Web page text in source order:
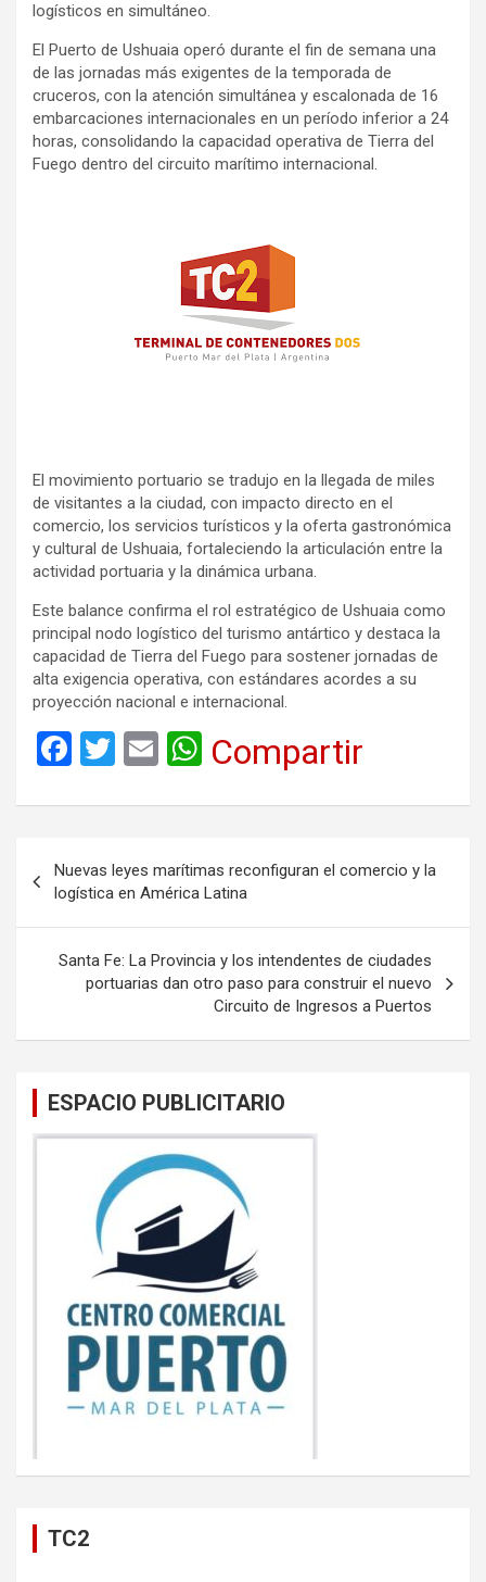
logísticos en simultáneo.
El Puerto de Ushuaia operó durante el fin de semana una
de las jornadas más exigentes de la temporada de
cruceros, con la atención simultánea y escalonada de 16
embarcaciones internacionales en un período inferior a 24
horas, consolidando la capacidad operativa de Tierra del
Fuego dentro del circuito marítimo internacional.
El movimiento portuario se tradujo en la llegada de miles
de visitantes a la ciudad, con impacto directo en el
comercio, los servicios turísticos y la oferta gastronómica
y cultural de Ushuaia, fortaleciendo la articulación entre la
actividad portuaria y la dinámica urbana.
Este balance confirma el rol estratégico de Ushuaia como
principal nodo logístico del turismo antártico y destaca la
capacidad de Tierra del Fuego para sostener jornadas de
alta exigencia operativa, con estándares acordes a su
proyección nacional e internacional.
F
ce
o
o
k
T
tt
E
ail
W
at
A
p
p
Compartir
de
entradas
Nuevas leyes marítimas reconfiguran el comercio y la
logística en América Latina
Santa Fe: La Provincia y los intendentes de ciudades
portuarias dan otro paso para construir el nuevo
Circuito de Ingresos a Puertos
ESPACIO PUBLICITARIO
TC2